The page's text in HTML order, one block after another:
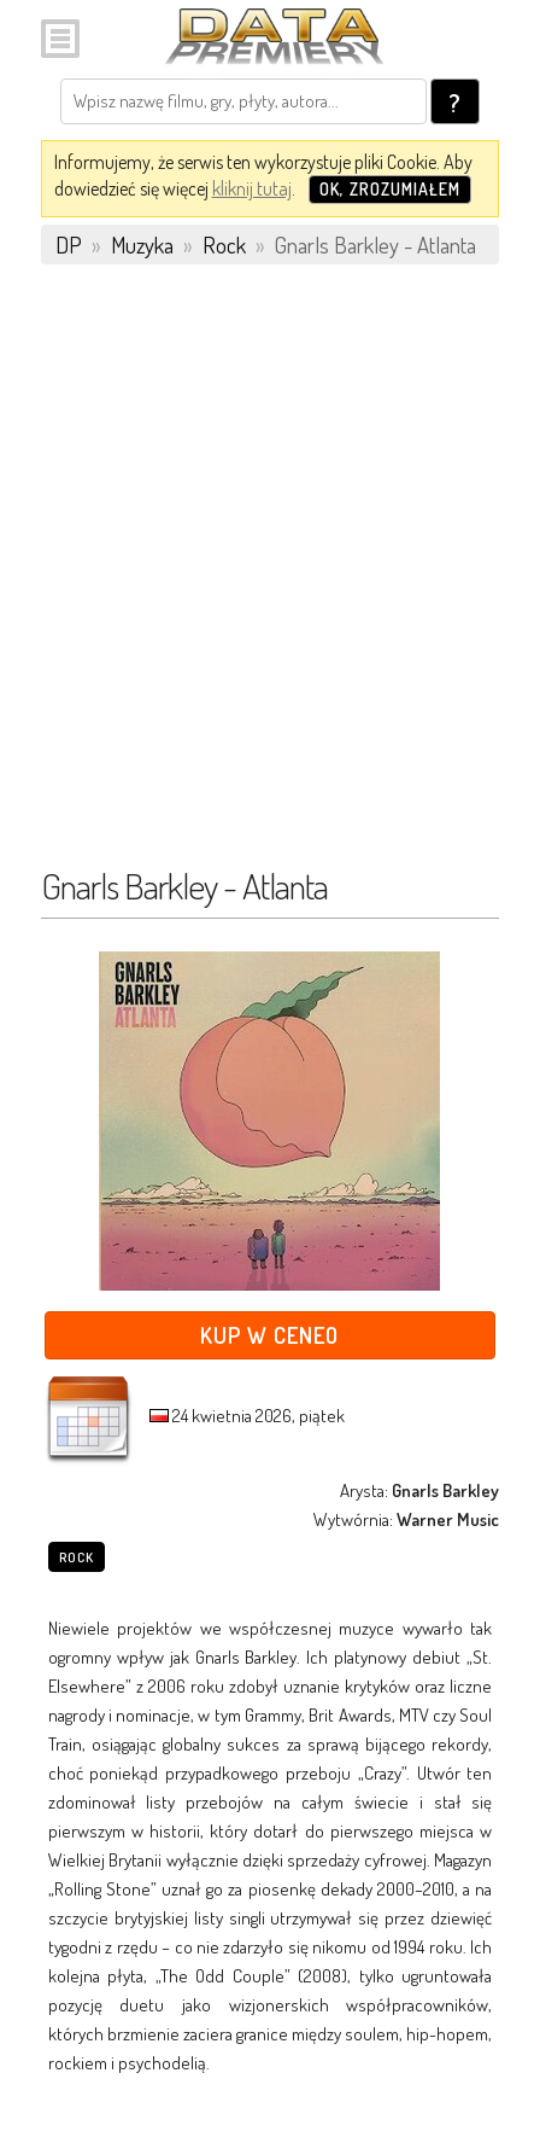
?
Informujemy, że serwis ten wykorzystuje pliki Cookie. Aby
dowiedzieć się więcej kliknij tutaj. OK, ZROZUMIAŁEM
DP » Muzyka » Rock » Gnarls Barkley - Atlanta
Gnarls Barkley - Atlanta
KUP W CENEO
24 kwietnia 2026, piątek
Arysta: Gnarls Barkley
Wytwórnia:Warner Music
ROCK
Niewiele projektów we współczesnej muzyce wywarło tak
ogromny wpływ jak Gnarls Barkley. Ich platynowy debiut „St.
Elsewhere” z 2006 roku zdobył uznanie krytyków oraz liczne
nagrody i nominacje, w tym Grammy, Brit Awards, MTV czy Soul
Train, osiągając globalny sukces za sprawą bijącego rekordy,
choć poniekąd przypadkowego przeboju „Crazy”. Utwór ten
zdominował listy przebojów na całym świecie i stał się
pierwszym w historii, który dotarł do pierwszego miejsca w
Wielkiej Brytanii wyłącznie dzięki sprzedaży cyfrowej. Magazyn
„Rolling Stone” uznał go za piosenkę dekady 2000–2010, a na
szczycie brytyjskiej listy singli utrzymywał się przez dziewięć
tygodni z rzędu – co nie zdarzyło się nikomu od 1994 roku. Ich
kolejna płyta, „The Odd Couple” (2008), tylko ugruntowała
pozycję duetu jako wizjonerskich współpracowników,
których brzmienie zaciera granice między soulem, hip-hopem,
rockiem i psychodelią.